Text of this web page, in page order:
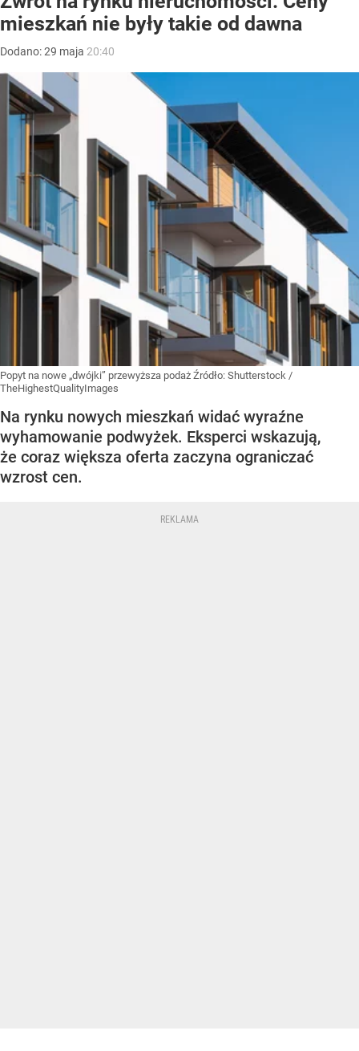
mieszkań nie były takie od dawna
Dodano:29 maja 20:40
Popyt na nowe „dwójki” przewyższa podaż Źródło: Shutterstock /
TheHighestQualityImages
Na rynku nowych mieszkań widać wyraźne
wyhamowanie podwyżek. Eksperci wskazują,
że coraz większa oferta zaczyna ograniczać
wzrost cen.